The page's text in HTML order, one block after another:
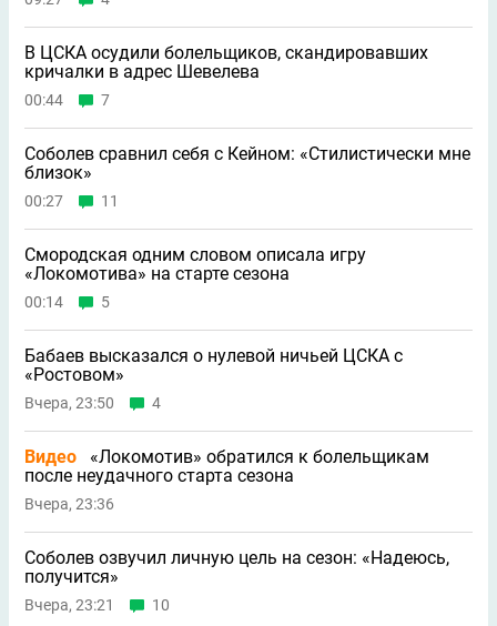
В ЦСКА осудили болельщиков, скандировавших
кричалки в адрес Шевелева
00:44 7
Соболев сравнил себя с Кейном: «Стилистически мне
близок»
00:27 11
Смородская одним словом описала игру
«Локомотива» на старте сезона
00:14 5
Бабаев высказался о нулевой ничьей ЦСКА с
«Ростовом»
Вчера, 23:50 4
Видео
«Локомотив» обратился к болельщикам
после неудачного старта сезона
Вчера, 23:36
Соболев озвучил личную цель на сезон: «Надеюсь,
получится»
Вчера, 23:21 10